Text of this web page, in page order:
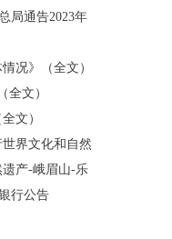
局通告2023年
况》（全文）
全文）
文）
世界文化和自然
产-峨眉山-乐
行公告